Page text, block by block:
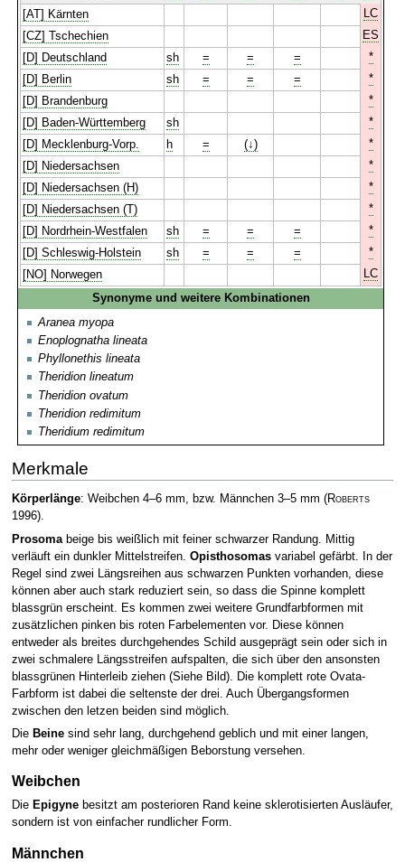
[AT] Kärnten
LC
[CZ] Tschechien
ES
[D] Deutschland
sh = = =
*
[D] Berlin
sh = = =
*
[D] Brandenburg
*
[D] Baden-Württemberg
sh
*
[D] Mecklenburg-Vorp.
h = (↓)
*
[D] Niedersachsen
*
[D] Niedersachsen (H)
*
[D] Niedersachsen (T)
*
[D] Nordrhein-Westfalen
sh = = =
*
[D] Schleswig-Holstein
sh = = =
*
[NO] Norwegen
LC
Synonyme und weitere Kombinationen
Aranea myopa
Enoplognatha lineata
Phyllonethis lineata
Theridion lineatum
Theridion ovatum
Theridion redimitum
Theridium redimitum
Merkmale
Körperlänge: Weibchen 4–6 mm, bzw. Männchen 3–5 mm (Roberts
1996).
Prosomabeige bis weißlich mit feiner schwarzer Randung. Mittig
verläuft ein dunkler Mittelstreifen. Opisthosomasvariabel gefärbt. In der
Regel sind zwei Längsreihen aus schwarzen Punkten vorhanden, diese
können aber auch stark reduziert sein, so dass die Spinne komplett
blassgrün erscheint. Es kommen zwei weitere Grundfarbformen mit
zusätzlichen pinken bis roten Farbelementen vor. Diese können
entweder als breites durchgehendes Schild ausgeprägt sein oder sich in
zwei schmalere Längsstreifen aufspalten, die sich über den ansonsten
blassgrünen Hinterleib ziehen (Siehe Bild). Die komplett rote Ovata-
Farbform ist dabei die seltenste der drei. Auch Übergangsformen
zwischen den letzen beiden sind möglich.
Die Beinesind sehr lang, durchgehend geblich und mit einer langen,
mehr oder weniger gleichmäßigen Beborstung versehen.
Weibchen
Die Epigynebesitzt am posterioren Rand keine sklerotisierten Ausläufer,
sondern ist von einfacher rundlicher Form.
Männchen